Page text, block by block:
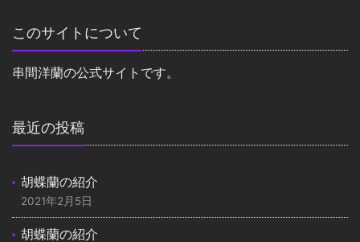
このサイトについて
串間洋蘭の公式サイトです。
最近の投稿
胡蝶蘭の紹介
2021年2月5日
胡蝶蘭の紹介